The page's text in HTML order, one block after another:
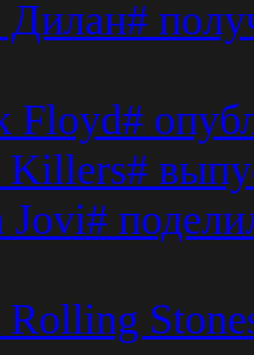
Дилан#
Floyd#
Killers#
Jovi#
Rolling